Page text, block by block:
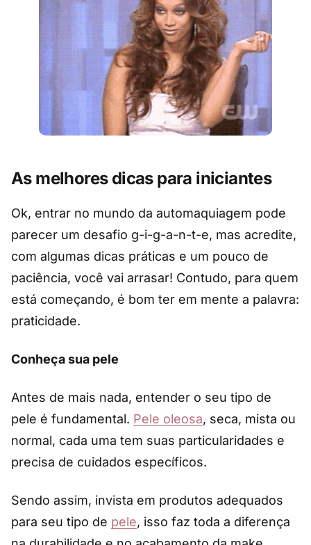
As melhores dicas para iniciantes
Ok, entrar no mundo da automaquiagem pode
parecer um desafio g-i-g-a-n-t-e, mas acredite,
com algumas dicas práticas e um pouco de
paciência, você vai arrasar! Contudo, para quem
está começando, é bom ter em mente a palavra:
praticidade.
Conheça sua pele
Antes de mais nada, entender o seu tipo de
pele é fundamental. Pele oleosa, seca, mista ou
normal, cada uma tem suas particularidades e
precisa de cuidados específicos.
Sendo assim, invista em produtos adequados
para seu tipo de pele, isso faz toda a diferença